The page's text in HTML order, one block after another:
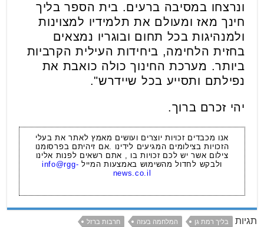
ונרצחו במסיבה ברעים. בית הספר בליך
חינך מאז ומעולם את תלמידיו למצוינות
ולמנהיגות בכל תחום ובוגריו נמצאים
בחזית הלחימה, ביחידות העילית הקרביות
ביותר. מערכת החינוך כולה כואבת את
נפילתם ותסייע בכל שיידרש".
יהי זכרם ברוך.
אנו מכבדים זכויות יוצרים ועושים מאמץ לאתר את בעלי
הזכויות בצילומים המגיעים לידינו .אם זיהיתם בפרסומנו
צילום אשר יש לכם זכויות בו , אתם רשאים לפנות אלינו
ולבקש לחדול מהשימוש באמצעות המייל info@rgg-
news.co.il
תגיות בליך רמת גן המלחמה בעזה חרבות ברזל